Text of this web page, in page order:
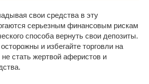
свои средства в эту
серьезным финансовым рискам
способа вернуть свои депозиты.
и избегайте торговли на
стать жертвой аферистов и